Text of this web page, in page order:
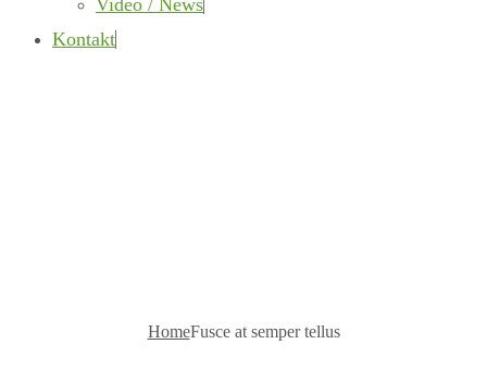
Video / News
Kontakt
HomeFusce at semper tellus